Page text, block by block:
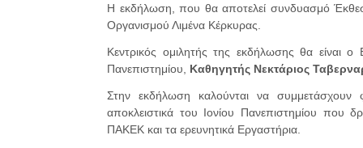
Η εκδήλωση, που θα αποτελεί συνδυασμό
Οργανισμού Λιμένα Κέρκυρας.
Κεντρικός ομιλητής της εκδήλωσης θα είναι
Πανεπιστημίου, Καθηγητής Νεκτάριος
Στην εκδήλωση καλούνται να συμμετάσχουν
αποκλειστικά του Ιονίου Πανεπιστημίου που
ΠΑΚΕΚ και τα ερευνητικά Εργαστήρια.